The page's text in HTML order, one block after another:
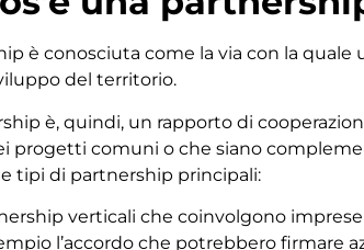
è conosciuta come la via con la
del territorio.
è, quindi, un rapporto di
progetti comuni o che siano
tipi di partnership principali:
verticali che coinvolgono
l’accordo che potrebbero firmare